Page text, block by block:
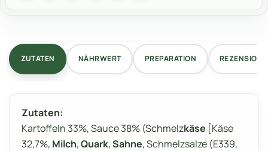
ZUTATEN NÄHRWERT PREPARATION
Zutaten:
Kartoffeln 33%, Sauce 38% (Schmelzkäse [Käse
32,7%, Milch,Quark,Sahne, Schmelzsalze (E339,